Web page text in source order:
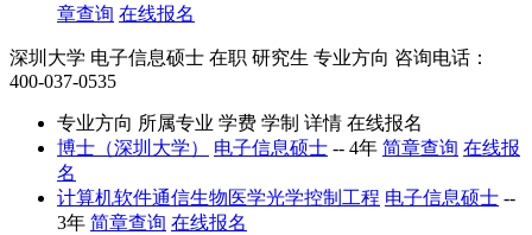
章查询 在线报名
深圳大学 电子信息硕士 在职 研究生 专业方向 咨询电话：
400-037-0535
专业方向 所属专业 学费 学制 详情 在线报名
博士（深圳大学）
电子信息硕士 -- 4年 简章查询 在线报
名
计算机软件通信生物医学光学控制工程 电子信息硕士 --
3年 简章查询 在线报名